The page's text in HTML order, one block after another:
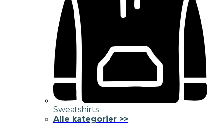
Sweatshirts
Alle kategorier >>